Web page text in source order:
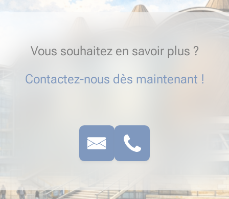
Vous souhaitez en savoir plus ?
Contactez-nous dès maintenant !